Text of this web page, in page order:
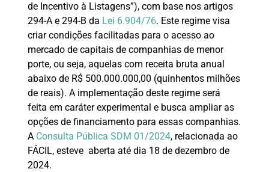
de Incentivo à Listagens”), com base nos artigos
294-A e 294-B da Lei 6.904/76. Este regime visa
criar condições facilitadas para o acesso ao
mercado de capitais de companhias de menor
porte, ou seja, aquelas com receita bruta anual
abaixo de R$ 500.000.000,00 (quinhentos milhões
de reais). A implementação deste regime será
feita em caráter experimental e busca ampliar as
opções de financiamento para essas companhias.
A Consulta Pública SDM 01/2024, relacionada ao
FÁCIL, esteve aberta até dia 18 de dezembro de
2024.